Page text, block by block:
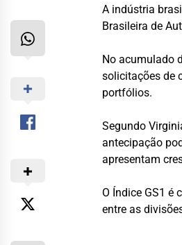
A indústria
Brasileira de
No acumulado
solicitações de
portfólios.
Segundo
antecipação
apresentam
O Índice GS1 é
entre as